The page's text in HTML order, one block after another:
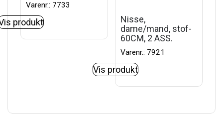
Varenr.: 7733
produkt
Nisse,
dame/mand, stof-
60CM, 2 ASS.
Varenr.: 7921
Vis produkt